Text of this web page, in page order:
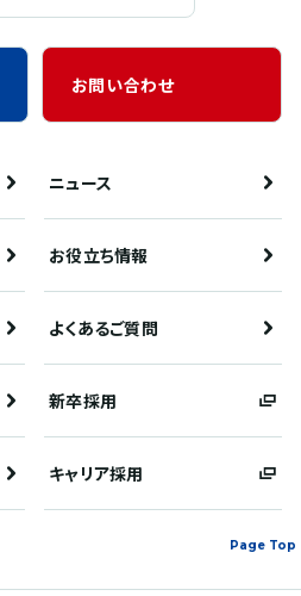
お問い合わせ
ニュース
お役立ち情報
よくあるご質問
新卒採用
キャリア採用
Page Top